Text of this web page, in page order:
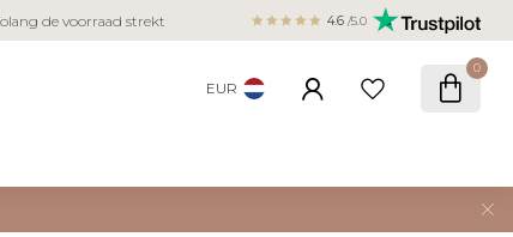
de voorraad strekt Veilig betalen met iDEAL, Bancontact,
creditcard 4.6 /5.0
EUR
0